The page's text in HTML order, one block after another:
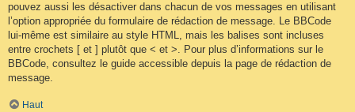
pouvez aussi les désactiver dans chacun de vos messages en utilisant
l’option appropriée du formulaire de rédaction de message. Le BBCode
lui-même est similaire au style HTML, mais les balises sont incluses
entre crochets [ et ] plutôt que < et >. Pour plus d’informations sur le
BBCode, consultez le guide accessible depuis la page de rédaction de
message.
Haut